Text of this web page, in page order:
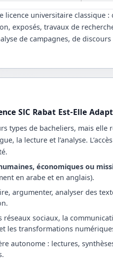
licence universitaire classique
exposés, travaux de
de campagnes, de
SIC Rabat Est-Elle
types de bacheliers, mais elle
la lecture et l’analyse.
économiques ou
en arabe et en anglais).
argumenter, analyser des
réseaux sociaux, la
les transformations
autonome : lectures,